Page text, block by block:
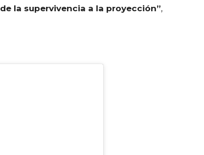
la supervivencia a la proyección”,